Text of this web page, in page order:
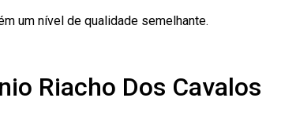
um nível de qualidade semelhante.
Riacho Dos Cavalos